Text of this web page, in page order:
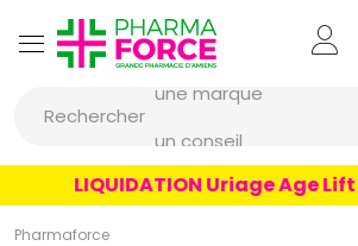
Pharmaforce
Rechercher
une marque
un produit
une marque
LIQUIDATION Uriage Age Lift -
Pharmaforce